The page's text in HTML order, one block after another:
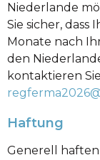
Niederlande
Sie sicher, dass
Monate nach
den
kontaktieren
Haftung
Generell